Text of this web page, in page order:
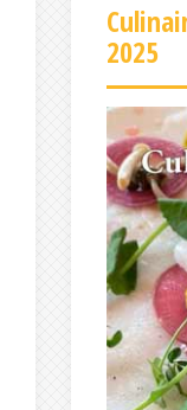
2025